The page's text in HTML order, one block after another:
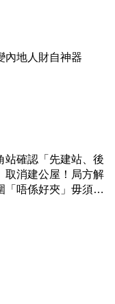
內地人財自神器
站確認「先建站、後
取消建公屋！局方解
「唔係好夾」毋須拘